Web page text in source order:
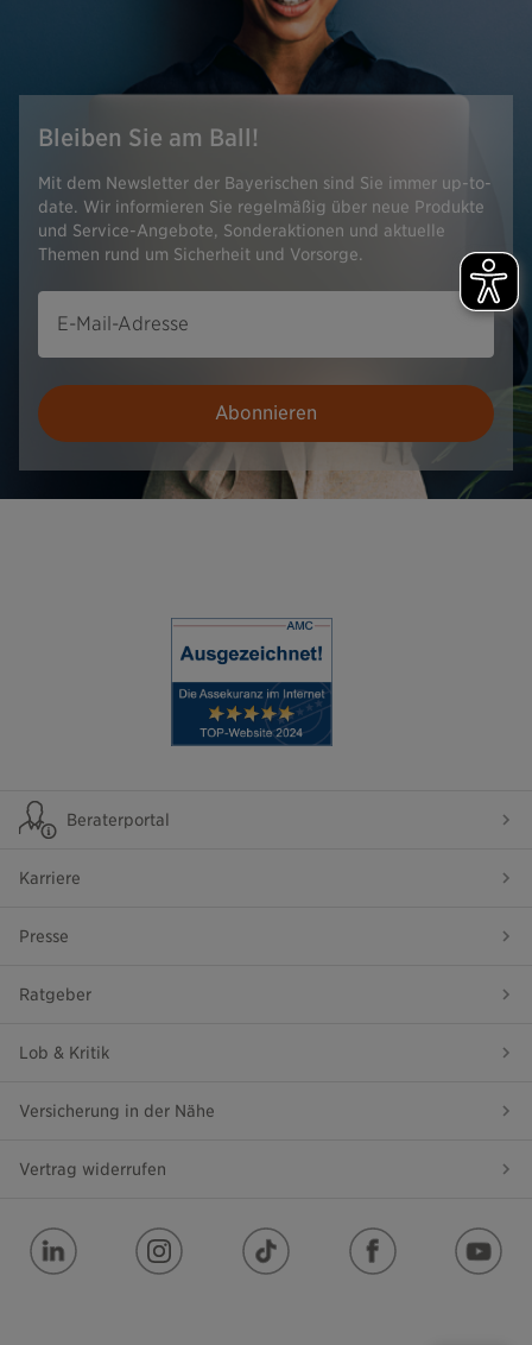
Bleiben Sie am Ball!
Mit dem Newsletter der Bayerischen sind Sie immer up-to-
date. Wir informieren Sie regelmäßig über neue Produkte
und Service-Angebote, Sonderaktionen und aktuelle
Themen rund um Sicherheit und Vorsorge.
E-Mail-Adresse
Abonnieren
Beraterportal
Karriere
Presse
Ratgeber
Lob & Kritik
Versicherung in der Nähe
Vertrag widerrufen